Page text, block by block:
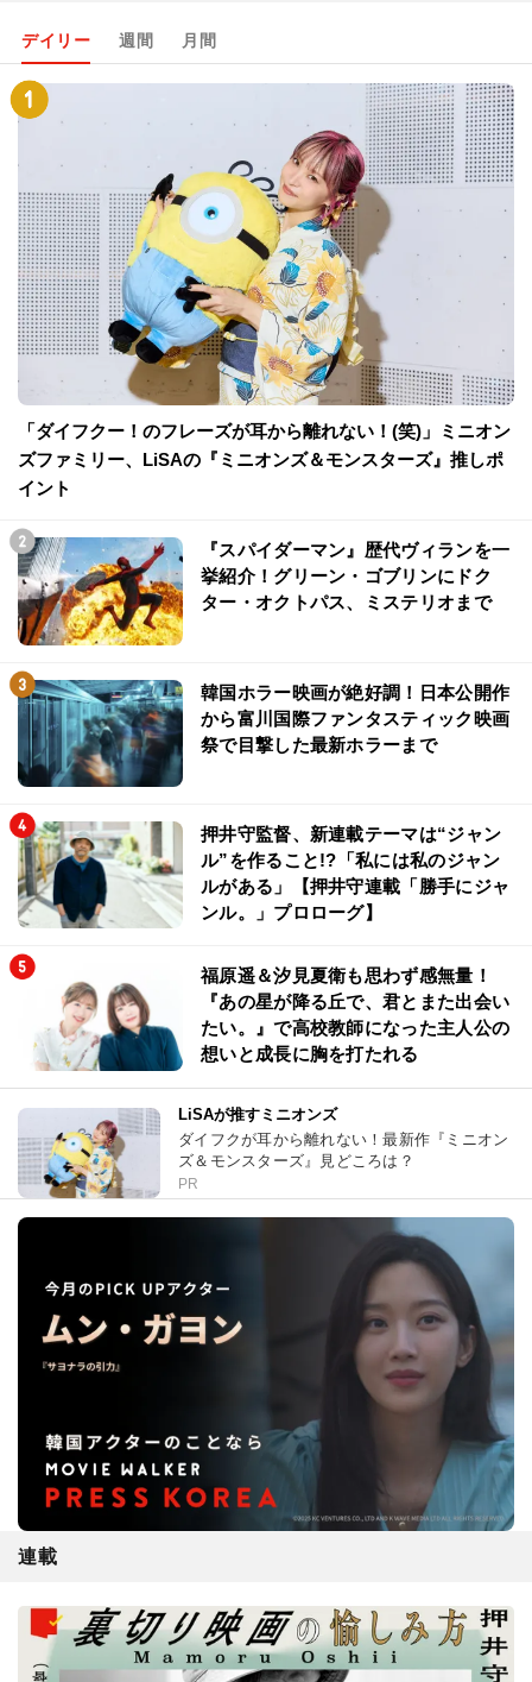
デイリー 週間 月間
「ダイフクー！のフレーズが耳から離れない！(笑)」ミニオン
ズファミリー、LiSAの『ミニオンズ＆モンスターズ』推しポ
イント
『スパイダーマン』歴代ヴィランを一
挙紹介！グリーン・ゴブリンにドク
ター・オクトパス、ミステリオまで
韓国ホラー映画が絶好調！日本公開作
から富川国際ファンタスティック映画
祭で目撃した最新ホラーまで
押井守監督、新連載テーマは“ジャン
ル”を作ること!?「私には私のジャン
ルがある」【押井守連載「勝手にジャ
ンル。」プロローグ】
福原遥＆汐見夏衛も思わず感無量！
『あの星が降る丘で、君とまた出会い
たい。』で高校教師になった主人公の
想いと成長に胸を打たれる
LiSAが推すミニオンズ
ダイフクが耳から離れない！最新作『ミニオン
ズ＆モンスターズ』見どころは？
PR
連載